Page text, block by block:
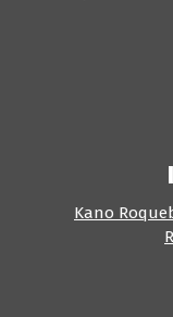
Kano